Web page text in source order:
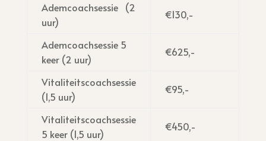
Ademcoachsessie (2
uur)
€130,-
Ademcoachsessie 5
keer (2 uur)
€625,-
Vitaliteitscoachsessie
(1,5 uur)
€95,-
Vitaliteitscoachsessie
5 keer (1,5 uur)
€450,-